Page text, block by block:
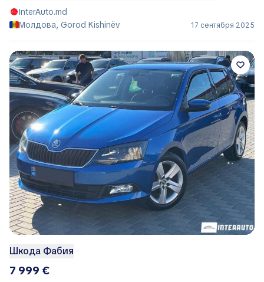
InterAuto.md
Молдова, Gorod Kishinëv
17 сентября 2025
Шкода Фабия
7 999 €